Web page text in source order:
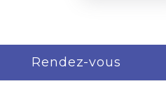
Rendez-vous